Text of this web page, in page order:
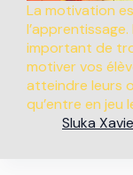
La motivation
important de
motiver vos
atteindre leurs
qu’entre en jeu
Sluka